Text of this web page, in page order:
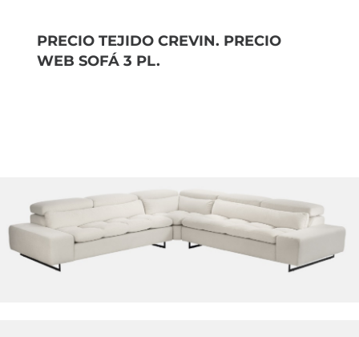
PRECIO TEJIDO CREVIN. PRECIO
WEB SOFÁ 3 PL.